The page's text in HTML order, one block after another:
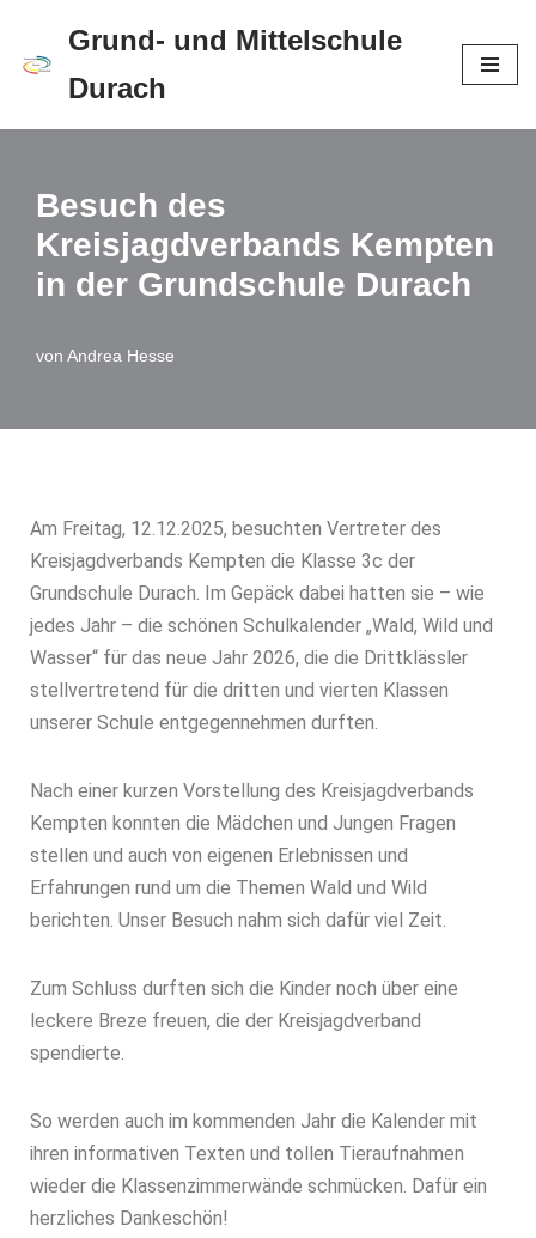
Zum
springen
Grund- und Mittelschule
Durach
Besuch des
Kreisjagdverbands Kempten
in der Grundschule Durach
von Andrea Hesse
Am Freitag, 12.12.2025, besuchten Vertreter des
Kreisjagdverbands Kempten die Klasse 3c der
Grundschule Durach. Im Gepäck dabei hatten sie – wie
jedes Jahr – die schönen Schulkalender „Wald, Wild und
Wasser“ für das neue Jahr 2026, die die Drittklässler
stellvertretend für die dritten und vierten Klassen
unserer Schule entgegennehmen durften.
Nach einer kurzen Vorstellung des Kreisjagdverbands
Kempten konnten die Mädchen und Jungen Fragen
stellen und auch von eigenen Erlebnissen und
Erfahrungen rund um die Themen Wald und Wild
berichten. Unser Besuch nahm sich dafür viel Zeit.
Zum Schluss durften sich die Kinder noch über eine
leckere Breze freuen, die der Kreisjagdverband
spendierte.
So werden auch im kommenden Jahr die Kalender mit
ihren informativen Texten und tollen Tieraufnahmen
wieder die Klassenzimmerwände schmücken. Dafür ein
herzliches Dankeschön!